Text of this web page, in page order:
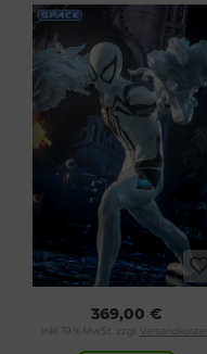
VGM69 (Marvel's Spider-
369,00 €
inkl. 19 % MwSt. zzgl. Versandkosten